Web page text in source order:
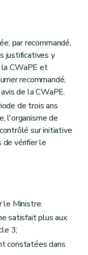
par recommandé,
justificatives y
CWaPE et
recommandé,
de la CWaPE.
de trois ans
l'organisme de
sur initiative
de vérifier le
le Ministre:
satisfait plus aux
3;
constatées dans